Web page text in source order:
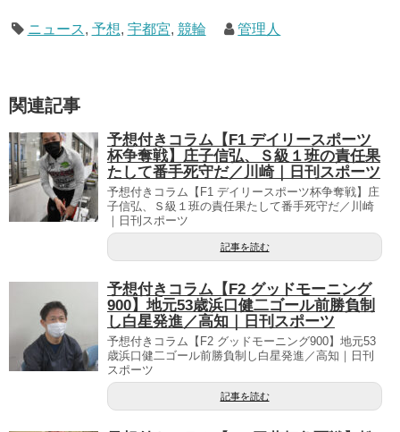
ニュース, 予想, 宇都宮, 競輪 管理人
関連記事
予想付きコラム【F1 デイリースポーツ
杯争奪戦】庄子信弘、Ｓ級１班の責任果
たして番手死守だ／川崎｜日刊スポーツ
予想付きコラム【F1 デイリースポーツ杯争奪戦】庄
子信弘、Ｓ級１班の責任果たして番手死守だ／川崎
｜日刊スポーツ
記事を読む
予想付きコラム【F2 グッドモーニング
900】地元53歳浜口健二ゴール前勝負制
し白星発進／高知｜日刊スポーツ
予想付きコラム【F2 グッドモーニング900】地元53
歳浜口健二ゴール前勝負制し白星発進／高知｜日刊
スポーツ
記事を読む